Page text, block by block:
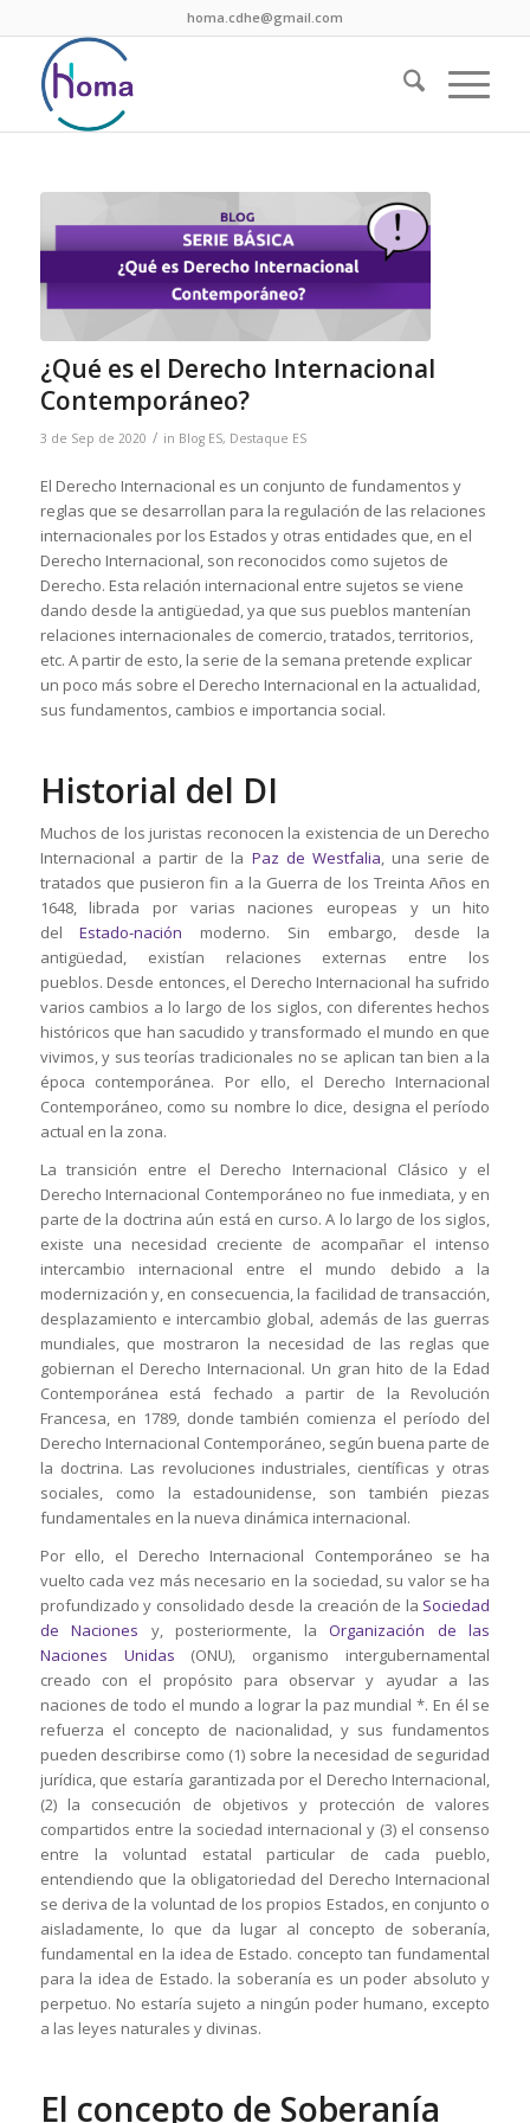
homa.cdhe@gmail.com
¿Qué es el Derecho Internacional
Contemporáneo?
3 de Sep de 2020 / in Blog ES, Destaque ES
El Derecho Internacional es un conjunto de fundamentos y
reglas que se desarrollan para la regulación de las relaciones
internacionales por los Estados y otras entidades que, en el
Derecho Internacional, son reconocidos como sujetos de
Derecho. Esta relación internacional entre sujetos se viene
dando desde la antigüedad, ya que sus pueblos mantenían
relaciones internacionales de comercio, tratados, territorios,
etc. A partir de esto, la serie de la semana pretende explicar
un poco más sobre el Derecho Internacional en la actualidad,
sus fundamentos, cambios e importancia social.
Historial del DI
Muchos de los juristas reconocen la existencia de un Derecho
Internacional a partir de la Paz de Westfalia, una serie de
tratados que pusieron fin a la Guerra de los Treinta Años en
1648, librada por varias naciones europeas y un hito
delEstado-nación moderno. Sin embargo, desde la
antigüedad, existían relaciones externas entre los
pueblos. Desde entonces, el Derecho Internacional ha sufrido
varios cambios a lo largo de los siglos, con diferentes hechos
históricos que han sacudido y transformado el mundo en que
vivimos, y sus teorías tradicionales no se aplican tan bien a la
época contemporánea. Por ello, el Derecho Internacional
Contemporáneo, como su nombre lo dice, designa el período
actual en la zona.
La transición entre el Derecho Internacional Clásico y el
Derecho Internacional Contemporáneo no fue inmediata, y en
parte de la doctrina aún está en curso. A lo largo de los siglos,
existe una necesidad creciente de acompañar el intenso
intercambio internacional entre el mundo debido a la
modernización y, en consecuencia, la facilidad de transacción,
desplazamiento e intercambio global, además de las guerras
mundiales, que mostraron la necesidad de las reglas que
gobiernan el Derecho Internacional. Un gran hito de la Edad
Contemporánea está fechado a partir de la Revolución
Francesa, en 1789, donde también comienza el período del
Derecho Internacional Contemporáneo, según buena parte de
la doctrina. Las revoluciones industriales, científicas y otras
sociales, como la estadounidense, son también piezas
fundamentales en la nueva dinámica internacional.
Por ello, el Derecho Internacional Contemporáneo se ha
vuelto cada vez más necesario en la sociedad, su valor se ha
profundizado y consolidado desde la creación de la Sociedad
de Naciones y, posteriormente, laOrganización de las
Naciones Unidas (ONU), organismo intergubernamental
creado con el propósito para observar y ayudar a las
naciones de todo el mundo a lograr la paz mundial *. En él se
refuerza el concepto de nacionalidad, y sus fundamentos
pueden describirse como (1) sobre la necesidad de seguridad
jurídica, que estaría garantizada por el Derecho Internacional,
(2) la consecución de objetivos y protección de valores
compartidos entre la sociedad internacional y (3) el consenso
entre la voluntad estatal particular de cada pueblo,
entendiendo que la obligatoriedad del Derecho Internacional
se deriva de la voluntad de los propios Estados, en conjunto o
aisladamente, lo que da lugar al concepto de soberanía,
fundamental en la idea de Estado. concepto tan fundamental
para la idea de Estado. la soberanía es un poder absoluto y
perpetuo. No estaría sujeto a ningún poder humano, excepto
a las leyes naturales y divinas.
El concepto de Soberanía